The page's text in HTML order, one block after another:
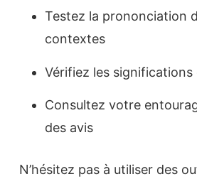
Testez la prononciation
contextes
Vérifiez les
Consultez votre
des avis
N’hésitez pas à utiliser des